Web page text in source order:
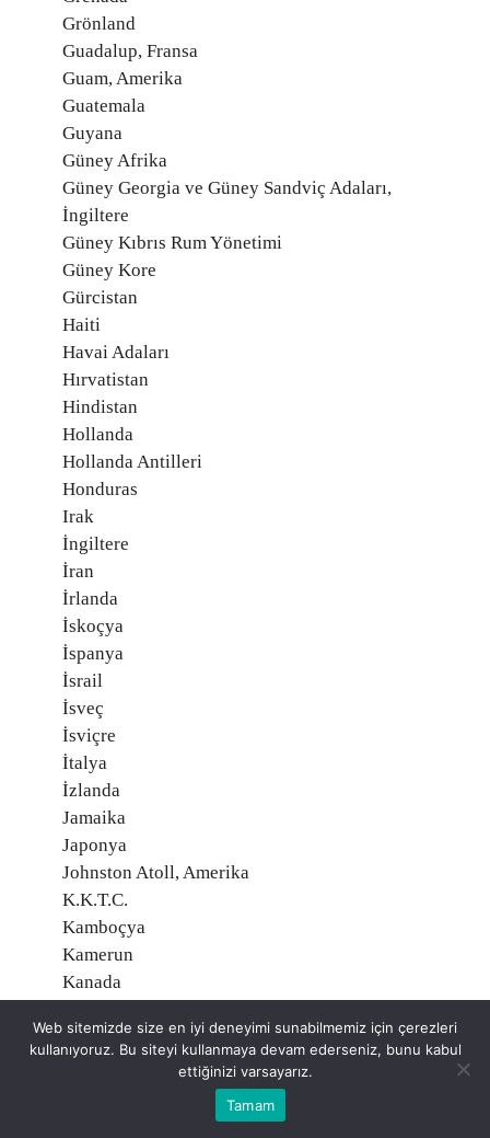
Grönland
Guadalup, Fransa
Guam, Amerika
Guatemala
Guyana
Güney Afrika
Güney Georgia ve Güney Sandviç Adaları,
İngiltere
Güney Kıbrıs Rum Yönetimi
Güney Kore
Gürcistan
Haiti
Havai Adaları
Hırvatistan
Hindistan
Hollanda
Hollanda Antilleri
Honduras
Irak
İngiltere
İran
İrlanda
İskoçya
İspanya
İsrail
İsveç
İsviçre
İtalya
İzlanda
Jamaika
Japonya
Johnston Atoll, Amerika
K.K.T.C.
Kamboçya
Kamerun
Kanada
Karadağ
Katar
Web sitemizde size en iyi deneyimi sunabilmemiz için çerezleri
kullanıyoruz. Bu siteyi kullanmaya devam ederseniz, bunu kabul
ettiğinizi varsayarız.
Tamam